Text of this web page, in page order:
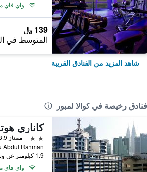
واي فاي
139 ﷼
المتوسط في
شاهد المزيد من الفنادق القريبة
فنادق رخيصة في كوالا لمبور
كاناري
2 نجمتين
ممتاز 8.9
1.9 كيلومتر عن وسط المدينة
واي فاي